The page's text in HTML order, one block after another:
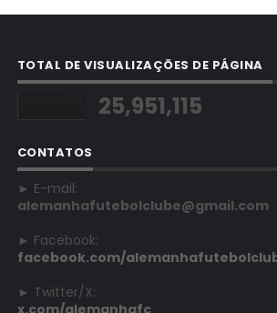
TOTAL DE VISUALIZAÇÕES DE PÁGINA
25,951,115
CONTATOS
► E-mail:
alemanhafutebolclube@gmail.com
► Facebook:
facebook.com/
► Twitter/X:
x.com/alemanhafc_